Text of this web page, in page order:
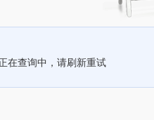
在查询中，请刷新重试